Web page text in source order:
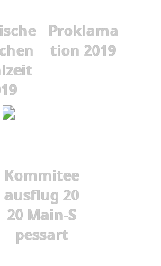
Proklama
tion 2019
Kommitee
ausflug 20
20 Main-S
pessart